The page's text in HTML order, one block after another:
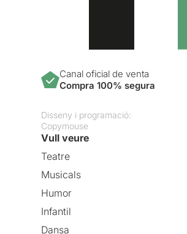
Canal oficial de venta
Compra 100% segura
Disseny i programació:
Copymouse
Vull veure
Teatre
Musicals
Humor
Infantil
Dansa